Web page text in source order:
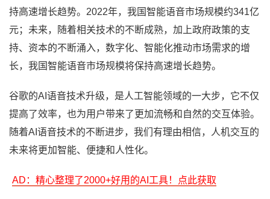
持高速增长趋势。2022年，我国智能语音市场规模约341亿
元；未来，随着相关技术的不断成熟，加上政府政策的支
持、资本的不断涌入，数字化、智能化推动市场需求的增
长，我国智能语音市场规模将保持高速增长趋势。
谷歌的AI语音技术升级，是人工智能领域的一大步，它不仅
提高了效率，也为用户带来了更加流畅和自然的交互体验。
随着AI语音技术的不断进步，我们有理由相信，人机交互的
未来将更加智能、便捷和人性化。
AD：精心整理了2000+好用的AI工具！点此获取